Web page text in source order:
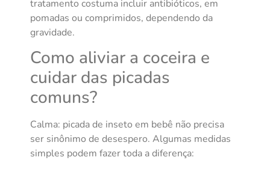
tratamento costuma incluir antibióticos, em
pomadas ou comprimidos, dependendo da
gravidade.
Como aliviar a coceira e
cuidar das picadas
comuns?
Calma: picada de inseto em bebê não precisa
ser sinônimo de desespero. Algumas medidas
simples podem fazer toda a diferença: